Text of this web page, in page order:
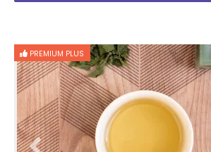
PREMIUM PLUS